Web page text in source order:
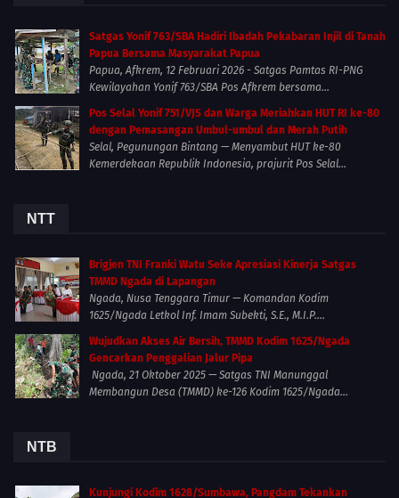
Satgas Yonif 763/SBA Hadiri Ibadah Pekabaran Injil di Tanah
Papua Bersama Masyarakat Papua
Papua, Afkrem, 12 Februari 2026 - Satgas Pamtas RI-PNG
Kewilayahan Yonif 763/SBA Pos Afkrem bersama...
Pos Selal Yonif 751/VJS dan Warga Meriahkan HUT RI ke-80
dengan Pemasangan Umbul-umbul dan Merah Putih
Selal, Pegunungan Bintang — Menyambut HUT ke-80
Kemerdekaan Republik Indonesia, prajurit Pos Selal...
NTT
Brigjen TNI Franki Watu Seke Apresiasi Kinerja Satgas
TMMD Ngada di Lapangan
Ngada, Nusa Tenggara Timur — Komandan Kodim
1625/Ngada Letkol Inf. Imam Subekti, S.E., M.I.P....
Wujudkan Akses Air Bersih, TMMD Kodim 1625/Ngada
Gencarkan Penggalian Jalur Pipa
Ngada, 21 Oktober 2025 — Satgas TNI Manunggal
Membangun Desa (TMMD) ke-126 Kodim 1625/Ngada...
NTB
Kunjungi Kodim 1628/Sumbawa, Pangdam Tekankan